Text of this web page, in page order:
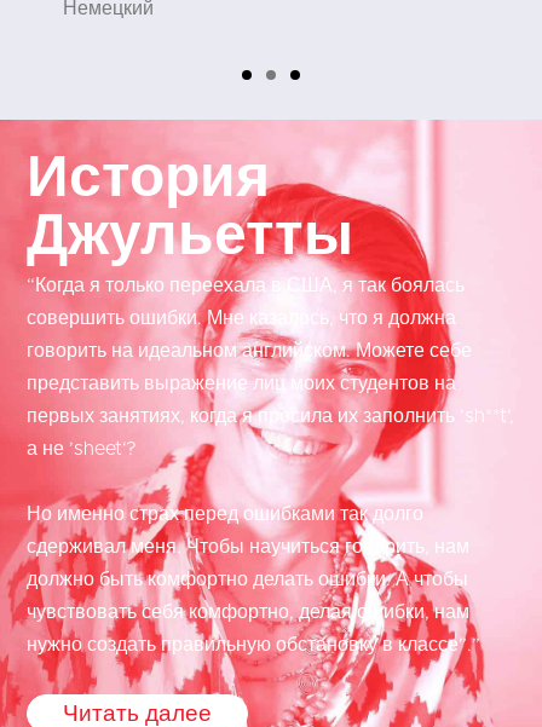
Немецкий
История
Джульетты
“Когда я только переехала в США, я так боялась
совершить ошибки. Мне казалось, что я должна
говорить на идеальном английском. Можете себе
представить выражение лиц моих студентов на
первых занятиях, когда я просила их заполнить ’sh**t‘,
а не ’sheet‘?
Но именно страх перед ошибками так долго
сдерживал меня. Чтобы научиться говорить, нам
должно быть комфортно делать ошибки. А чтобы
чувствовать себя комфортно, делая ошибки, нам
нужно создать правильную обстановку в классе”.”
Читать далее